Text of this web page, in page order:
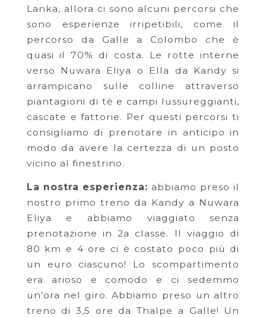
Lanka, allora ci sono alcuni percorsi che
sono esperienze irripetibili, come il
percorso da Galle a Colombo che è
quasi il 70% di costa. Le rotte interne
verso Nuwara Eliya o Ella da Kandy si
arrampicano sulle colline attraverso
piantagioni di tè e campi lussureggianti,
cascate e fattorie. Per questi percorsi ti
consigliamo di prenotare in anticipo in
modo da avere la certezza di un posto
vicino al finestrino.
La nostra esperienza: abbiamo preso il
nostro primo treno da Kandy a Nuwara
Eliya e abbiamo viaggiato senza
prenotazione in 2a classe. Il viaggio di
80 km e 4 ore ci è costato poco più di
un euro ciascuno! Lo scompartimento
era arioso e comodo e ci sedemmo
un’ora nel giro. Abbiamo preso un altro
treno di 3,5 ore da Thalpe a Galle! Un